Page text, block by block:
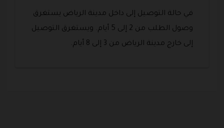
في حالة التوصيل إلى داخل مدينة الرياض يستغرق
وصول الطلب من 2 إلى 5 أيام. ويستغرق التوصيل
إلى خارج مدينة الرياض من 3 إلى 8 أيام.